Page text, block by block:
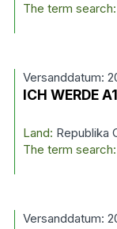
The term search:
Versanddatum:
ICH WERDE
Land: Republika
The term search:
Versanddatum: